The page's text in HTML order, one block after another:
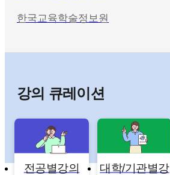
한국교육학술정보원
강의 큐레이션
전공별강의
대학/기관별강